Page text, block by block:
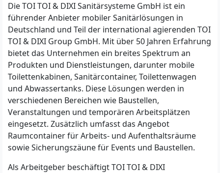
Die TOI TOI & DIXI Sanitärsysteme GmbH ist ein
führender Anbieter mobiler Sanitärlösungen in
Deutschland und Teil der international agierenden TOI
TOI & DIXI Group GmbH. Mit über 50 Jahren Erfahrung
bietet das Unternehmen ein breites Spektrum an
Produkten und Dienstleistungen, darunter mobile
Toilettenkabinen, Sanitärcontainer, Toilettenwagen
und Abwassertanks. Diese Lösungen werden in
verschiedenen Bereichen wie Baustellen,
Veranstaltungen und temporären Arbeitsplätzen
eingesetzt. Zusätzlich umfasst das Angebot
Raumcontainer für Arbeits- und Aufenthaltsräume
sowie Sicherungszäune für Events und Baustellen.
Als Arbeitgeber beschäftigt TOI TOI & DIXI